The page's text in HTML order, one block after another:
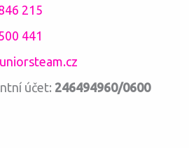
215
441
účet: 246494960/0600